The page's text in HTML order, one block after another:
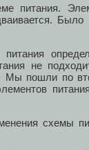
питания.
не
Мы пошли по
схемы